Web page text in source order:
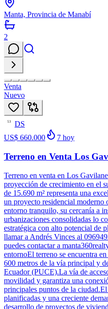
Manta, Provincia de Manabí
2
Venta
Nuevo
53
DS
US$ 660.000
7 hoy
Terreno en Venta Los
Terreno en venta en Los
proyección de crecimiento en el
de 15.690 m² representa una
un proyecto residencial moderno
entorno tranquilo, su cercanía a
urbanizaciones consolidadas lo
estratégica con alto potencial de
llamar a Andrés Vinces al
puedes contactar a
entornoEl terreno se encuentra
600 metros de la vía principal y
Ecuador (PUCE).La vía de
movilidad y garantiza una
principales puntos de la
planificadas y una creciente
desarrollo de proyectos de